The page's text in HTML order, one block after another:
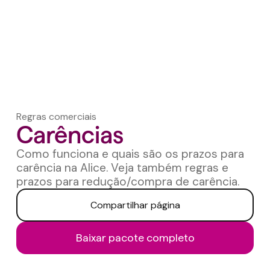
Regras comerciais
Carências
Como funciona e quais são os prazos para
carência na Alice. Veja também regras e
prazos para redução/compra de carência.
Compartilhar página
Baixar pacote completo